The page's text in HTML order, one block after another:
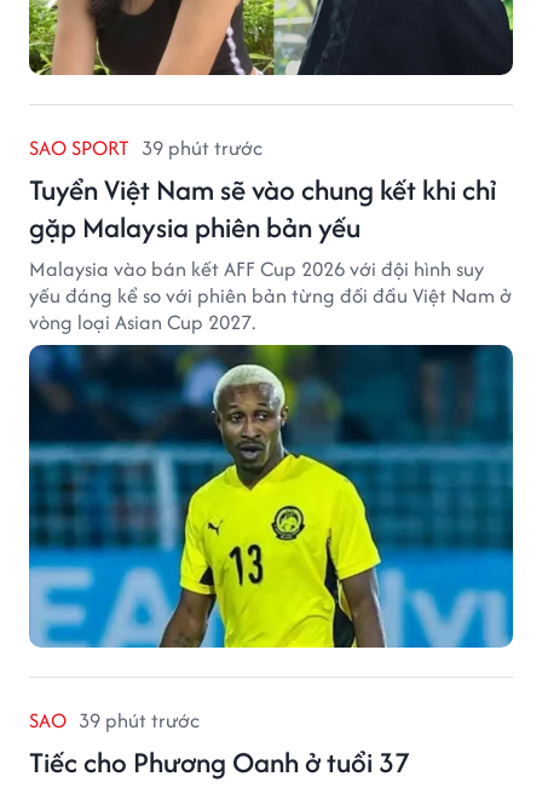
SAO SPORT 39 phút trước
Tuyển Việt Nam sẽ vào chung kết khi chỉ
gặp Malaysia phiên bản yếu
Malaysia vào bán kết AFF Cup 2026 với đội hình suy
yếu đáng kể so với phiên bản từng đối đầu Việt Nam ở
vòng loại Asian Cup 2027.
SAO 39 phút trước
Tiếc cho Phương Oanh ở tuổi 37